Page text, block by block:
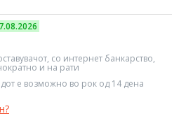
со интернет банкарство,
и на рати
е возможно во рок од 14 дена